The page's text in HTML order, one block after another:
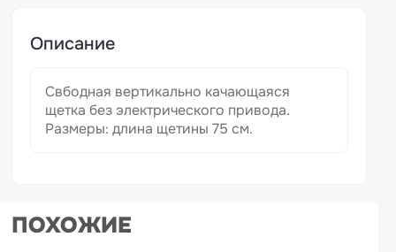
Описание
Свбодная вертикально качающаяся
щетка без электрического привода.
Размеры: длина щетины 75 см.
ПОХОЖИЕ